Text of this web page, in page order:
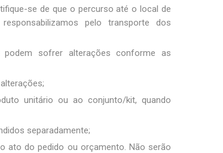
se de que o percurso até o local de
pelo transporte dos
sofrer alterações conforme as
unitário ou ao conjunto/kit, quando
separadamente;
ato do pedido ou orçamento. Não serão